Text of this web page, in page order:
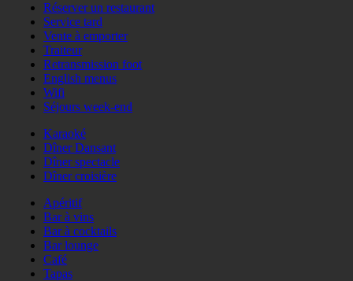
Réserver un restaurant
Service tard
Vente à emporter
Traiteur
Retransmission foot
English menus
Wifi
Séjours week-end
Karaoké
Dîner Dansant
Dîner spectacle
Dîner croisière
Apéritif
Bar à vins
Bar à cocktails
Bar lounge
Café
Tapas